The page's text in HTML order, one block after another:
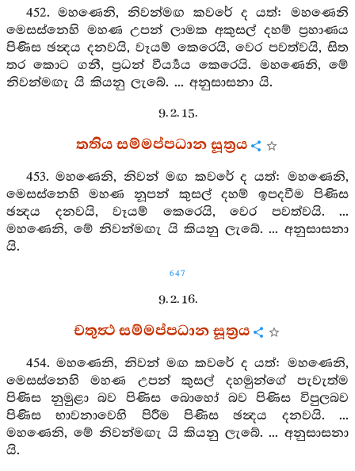
452. මහණෙනි, නිවන්මඟ කවරේ ද යත්: මහණෙනි
මෙසස්නෙහි මහණ උපන් ලාමක අකුසල් දහම් ප්‍රහාණය
පිණිස ඡන්‍දය දනවයි, වෑයම් කෙරෙයි, වෙර පවත්වයි, සිත
තර කොට ගනී, ප්‍රධන් වීර්‍ය්‍යය කෙරෙයි. මහණෙනි, මේ
නිවන්මඟැ යි කියනු ලැබේ. ... අනුසාසනා යි.
9. 2. 15.
තතිය සම්මප්පධාන සූත්‍රය
453. මහණෙනි, නිවන් මඟ කවරේ ද යත්: මහණෙනි,
මෙසස්නෙහි මහණ නූපන් කුසල් දහම් ඉපදවීම පිණිස
ඡන්‍දය දනවයි, වෑයම් කෙරෙයි, වෙර පවත්වයි. ...
මහණෙනි, මේ නිවන්මඟැ යි කියනු ලැබේ. ... අනුසාසනා
යි.
647
9. 2. 16.
චතුත්‍ථ සම්මප්පධාන සූත්‍රය
454. මහණෙනි, නිවන් මඟ කවරේ ද යත්: මහණෙනි,
මෙසස්නෙහි මහණ උපන් කුසල් දහමුන්ගේ පැවැත්ම
පිණිස නුමුළා බව පිණිස බොහෝ බව පිණිස විපුලබව
පිණිස භාවනාවෙහි පිරීම පිණිස ඡන්‍දය දනවයි. ...
මහණෙනි, මේ නිවන්මඟැ යි කියනු ලැබේ. ... අනුසාසනා
යි.